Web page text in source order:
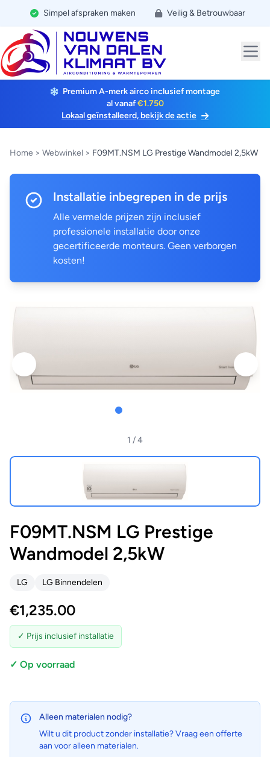
Simpel afspraken maken Veilig & Betrouwbaar
Premium A-merk airco inclusief montage
al vanaf€1.750
Lokaal geïnstalleerd, bekijk de actie
Home > Webwinkel > F09MT.NSM LG Prestige Wandmodel 2,5kW
Installatie inbegrepen in de prijs
Alle vermelde prijzen zijn inclusief
professionele installatie door onze
gecertificeerde monteurs. Geen verborgen
kosten!
1 / 4
F09MT.NSM LG Prestige
Wandmodel 2,5kW
LG LG Binnendelen
€1,235.00
✓ Prijs inclusief installatie
✓ Op voorraad
Alleen materialen nodig?
Wilt u dit product zonder installatie? Vraag een offerte
aan voor alleen materialen.